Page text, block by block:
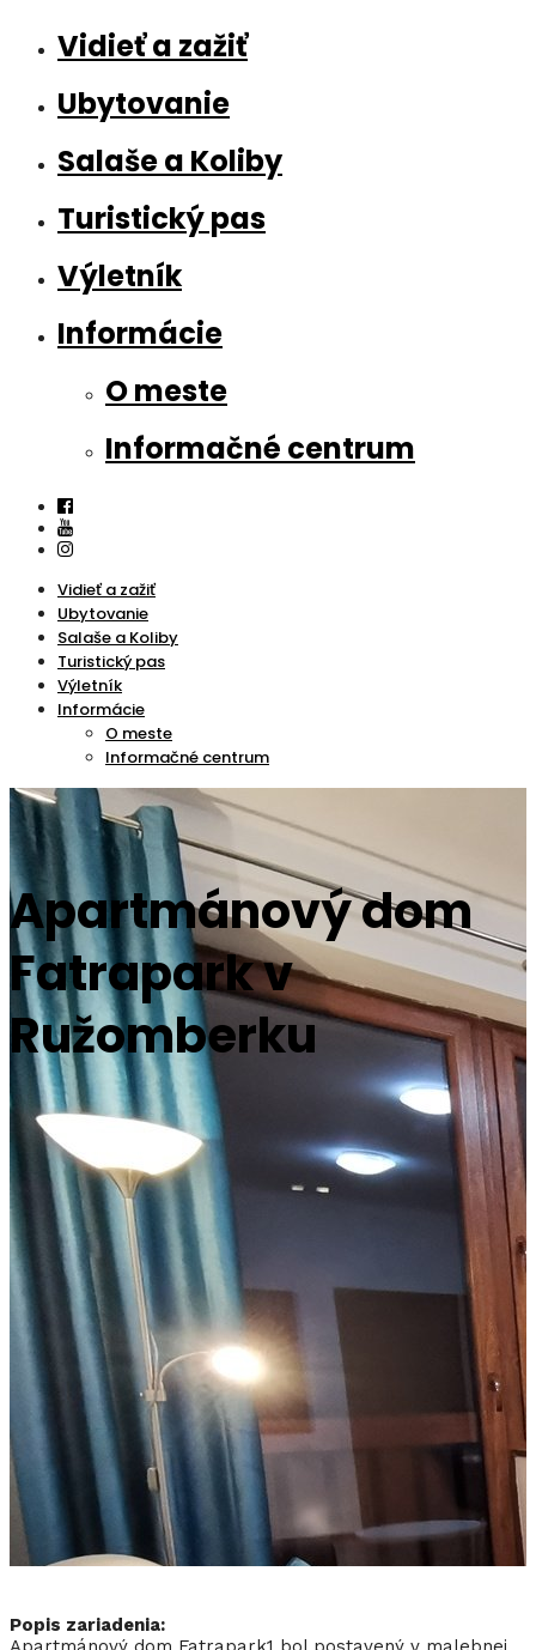
Vidieť a zažiť
Ubytovanie
Salaše a Koliby
Turistický pas
Výletník
Informácie
O meste
Informačné centrum
Vidieť a zažiť
Ubytovanie
Salaše a Koliby
Turistický pas
Výletník
Informácie
O meste
Informačné centrum
Apartmánový dom
Fatrapark v
Ružomberku
Popis zariadenia: